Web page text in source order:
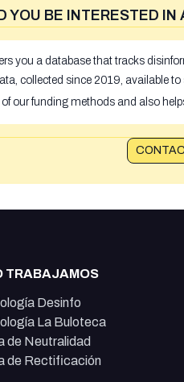
YOU BE INTERESTED
you a database that tracks
collected since 2019, available
our funding methods and also
TRABAJAMOS
Desinfo
La Buloteca
de Neutralidad
de Rectificación